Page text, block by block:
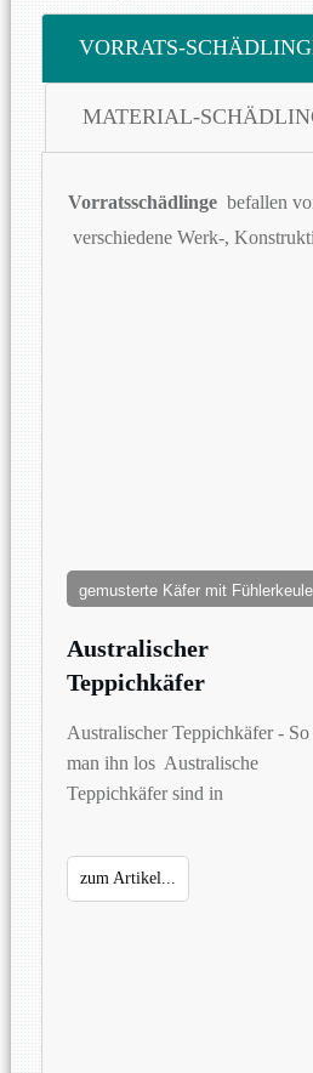
VORRATS-
MATERIAL-
Vorratsschädlinge befallen
verschiedene Werk-,
gemusterte Käfer mit
Australischer
Teppichkäfer
Australischer Teppichkäfer -
man ihn los Australische
Teppichkäfer sind in
zum Artikel...